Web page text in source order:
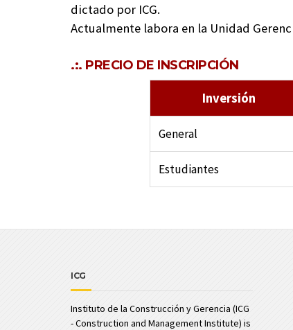
dictado por ICG.
Actualmente labora en la Unidad
.:. PRECIO DE INSCRIPCIÓN
Inversión
General
Estudiantes
ICG
Instituto de la Construcción y Gerencia (ICG
- Construction and Management Institute) is